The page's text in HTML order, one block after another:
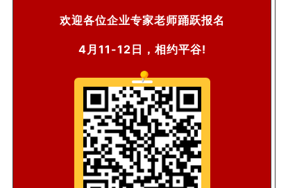
欢迎各位企业专家老师踊跃报名
4月11-12日，相约平谷!